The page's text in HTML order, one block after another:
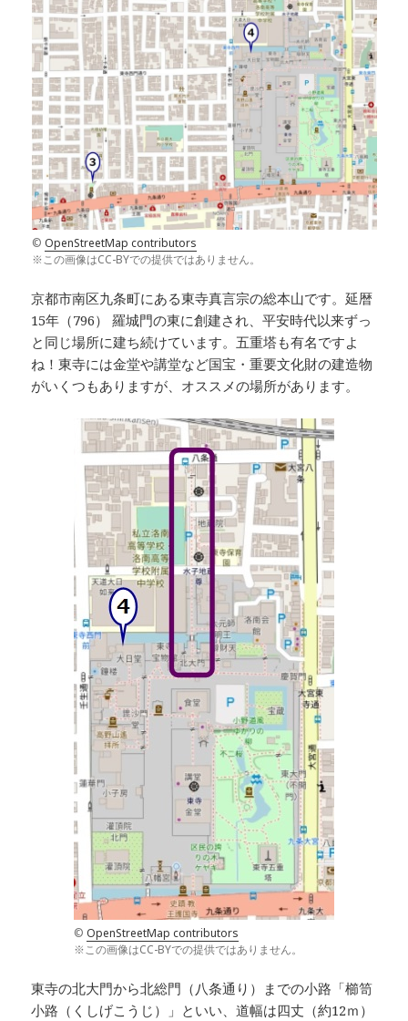
© OpenStreetMap contributors
※この画像はCC-BYでの提供ではありません。
京都市南区九条町にある東寺真言宗の総本山です。延暦
15年（796） 羅城門の東に創建され、平安時代以来ずっ
と同じ場所に建ち続けています。五重塔も有名ですよ
ね！東寺には金堂や講堂など国宝・重要文化財の建造物
がいくつもありますが、オススメの場所があります。
© OpenStreetMap contributors
※この画像はCC-BYでの提供ではありません。
東寺の北大門から北総門（八条通り）までの小路「櫛笥
小路（くしげこうじ）」といい、道幅は四丈（約12ｍ）